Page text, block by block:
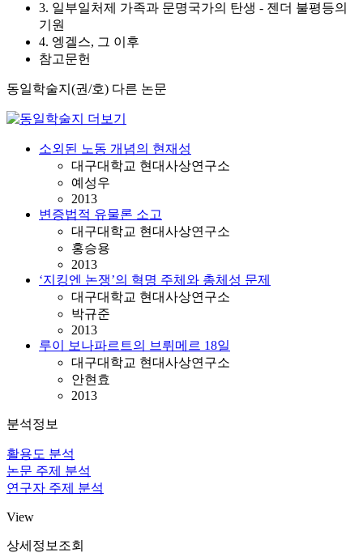
3. 일부일처제 가족과 문명국가의 탄생 - 젠더 불평등의
기원
4. 엥겔스, 그 이후
참고문헌
동일학술지(권/호) 다른 논문
소외된 노동 개념의 현재성
대구대학교 현대사상연구소
예성우
2013
변증법적 유물론 소고
대구대학교 현대사상연구소
홍승용
2013
‘지킹엔 논쟁’의 혁명 주체와 총체성 문제
대구대학교 현대사상연구소
박규준
2013
루이 보나파르트의 브뤼메르 18일
대구대학교 현대사상연구소
안현효
2013
분석정보
활용도 분석
논문 주제 분석
연구자 주제 분석
View
상세정보조회